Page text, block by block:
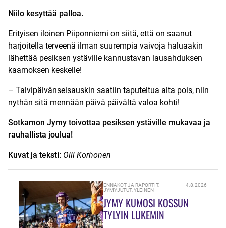
Niilo kesyttää palloa.
Erityisen iloinen Piiponniemi on siitä, että on saanut
harjoitella terveenä ilman suurempia vaivoja haluaakin
lähettää pesiksen ystäville kannustavan lausahduksen
kaamoksen keskelle!
– Talvipäivänseisauskin saatiin taputeltua alta pois, niin
nythän sitä mennään päivä päivältä valoa kohti!
Sotkamon Jymy toivottaa pesiksen ystäville mukavaa ja
rauhallista joulua!
Kuvat ja teksti: Olli Korhonen
ENNAKOT JA RAPORTIT,
JYMYJUTUT,YLEINEN
4.8.2026
JYMY KUMOSI KOSSUN
TYLYIN LUKEMIN